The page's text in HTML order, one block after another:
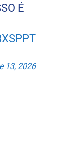
É
13, 2026